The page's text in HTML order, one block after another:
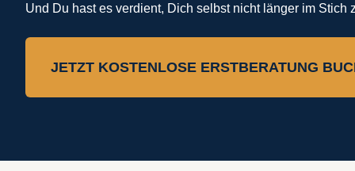
Und Du hast es verdient, Dich selbst nicht länger im Stich
JETZT KOSTENLOSE ERSTBERATUNG